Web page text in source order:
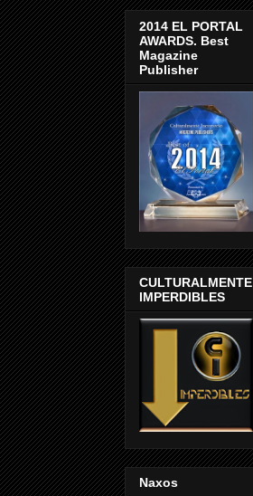
2014 EL PORTAL
AWARDS. Best
Magazine
Publisher
CULTURALMENTE
IMPERDIBLES
Naxos